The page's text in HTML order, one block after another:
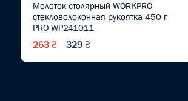
Молоток столярный WORKPRO
стекловолоконная рукоятка 450 г
PRO WP241011
263 ₴ 329 ₴